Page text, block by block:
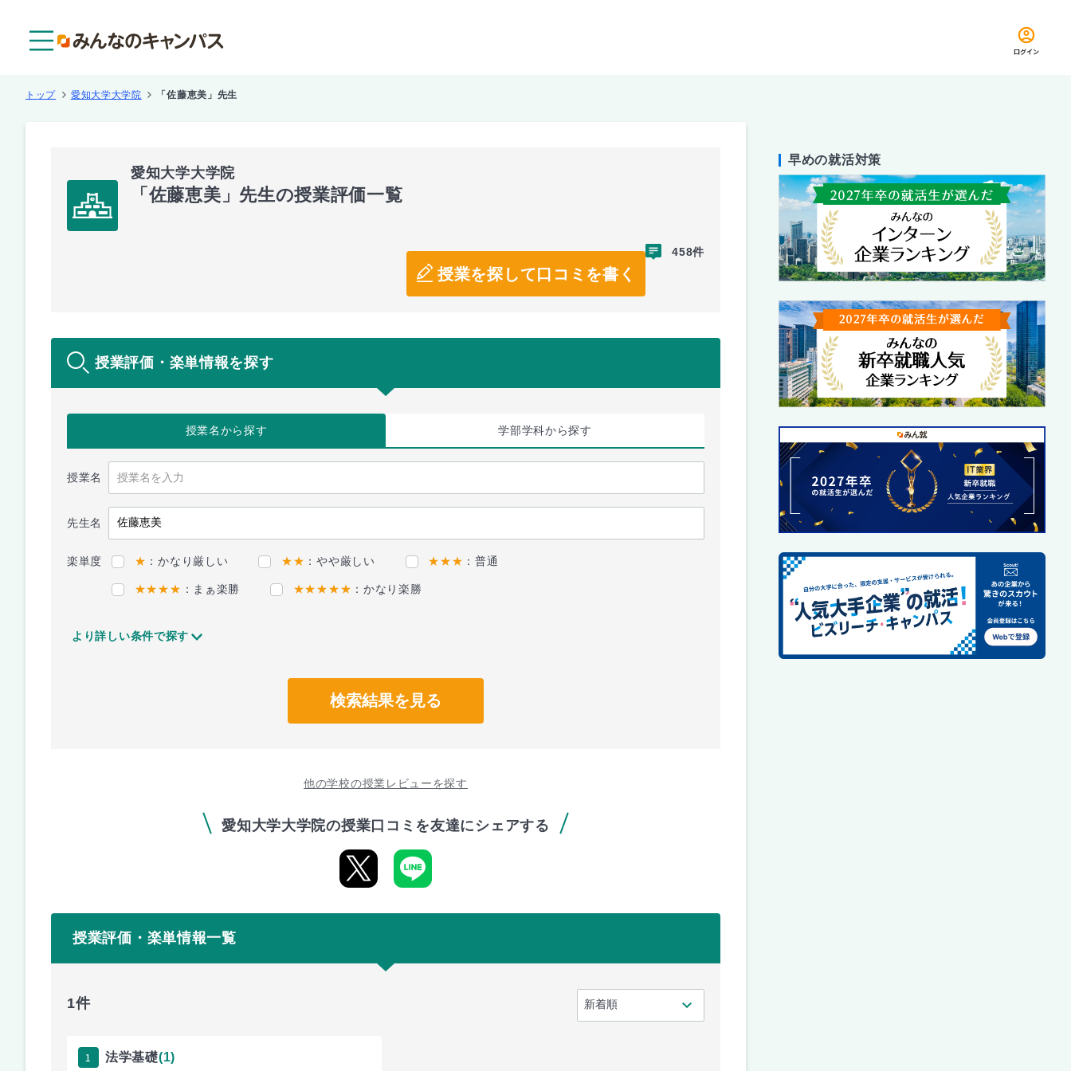
ログイン
トップ 愛知大学大学院 「佐藤恵美」先生
愛知大学大学院
「佐藤恵美」先生の授業評価一覧
授業を探して口コミを書く
458件
授業評価・楽単情報を探す
授業名から探す 学部学科から探す
授業名
先生名
楽単度 ★ ：かなり厳しい ★★ ：やや厳しい ★★★ ：普通
★★★★ ：まぁ楽勝 ★★★★★ ：かなり楽勝
より詳しい条件で探す
検索結果を見る
他の学校の授業レビューを探す
愛知大学大学院の授業口コミを友達にシェアする
授業評価・楽単情報一覧
1件
1 法学基礎(1)
早めの就活対策